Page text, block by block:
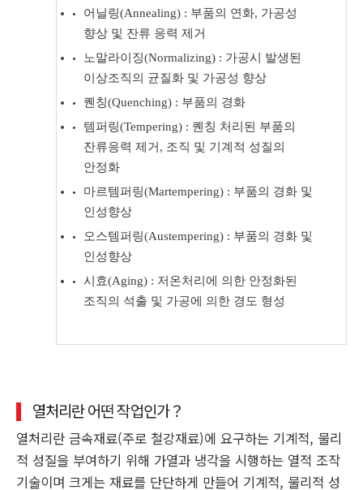
어닐링(Annealing) : 부품의 연화, 가공성
향상 및 잔류 응력 제거
노말라이징(Normalizing) : 가공시 발생된
이상조직의 균질화 및 가공성 향상
퀜칭(Quenching) : 부품의 경화
템퍼링(Tempering) : 퀜칭 처리된 부품의
잔류응력 제거, 조직 및 기계적 성질의
안정화
마르템퍼링(Martempering) : 부품의 경화 및
인성향상
오스템퍼링(Austempering) : 부품의 경화 및
인성향상
시효(Aging) : 저온처리에 의한 안정화된
조직의 석출 및 가공에 의한 경도 형성
열처리란 어떤 작업인가？
열처리란 금속재료(주로 철강재료)에 요구하는 기계적, 물리
적 성질을 부여하기 위해 가열과 냉각을 시행하는 열적 조작
기술이며 크게는 재료를 단단하게 만들어 기계적, 물리적 성